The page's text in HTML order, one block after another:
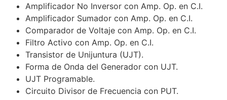
Amplificador No Inversor con Amp. Op. en C.I.
Amplificador Sumador con Amp. Op. en C.I.
Comparador de Voltaje con Amp. Op. en C.I.
Filtro Activo con Amp. Op. en C.I.
Transistor de Unijuntura (UJT).
Forma de Onda del Generador con UJT.
UJT Programable.
Circuito Divisor de Frecuencia con PUT.